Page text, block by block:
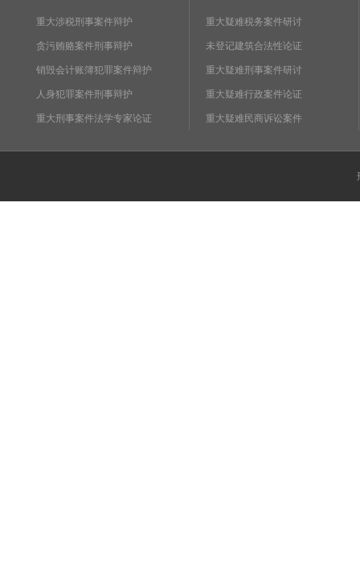
重大涉税刑事案件辩护
贪污贿赂案件刑事辩护
销毁会计账簿犯罪案件辩护
人身犯罪案件刑事辩护
重大刑事案件法学专家论证
重大疑难税务案件研讨
未登记建筑合法性论证
重大疑难刑事案件研讨
重大疑难行政案件论证
重大疑难民商诉讼案件